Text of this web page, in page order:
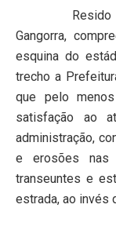
Gangorra,
esquina do
trecho a
que pelo
satisfação ao
administração,
e erosões nas
transeuntes e
estrada, ao invés